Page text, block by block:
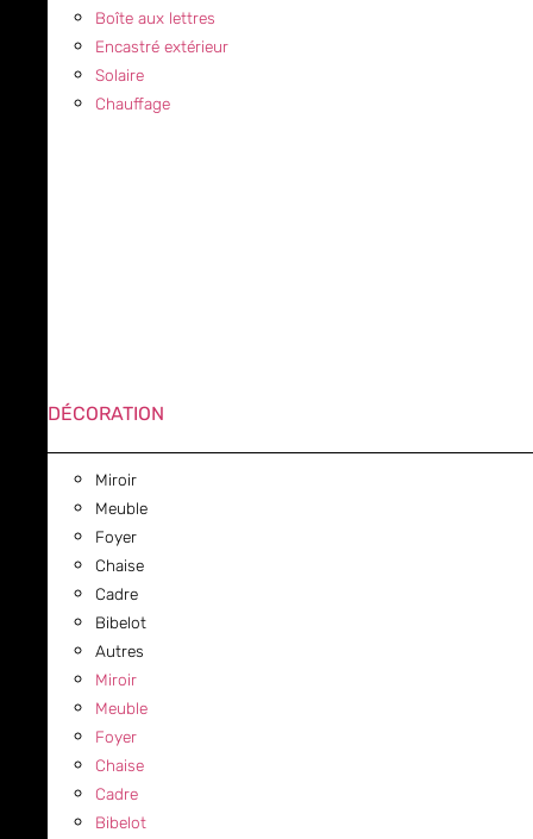
Boîte aux lettres
Encastré extérieur
Solaire
Chauffage
DÉCORATION
Miroir
Meuble
Foyer
Chaise
Cadre
Bibelot
Autres
Miroir
Meuble
Foyer
Chaise
Cadre
Bibelot